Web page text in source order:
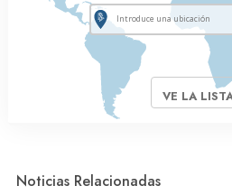
VE LA
Noticias Relacionadas